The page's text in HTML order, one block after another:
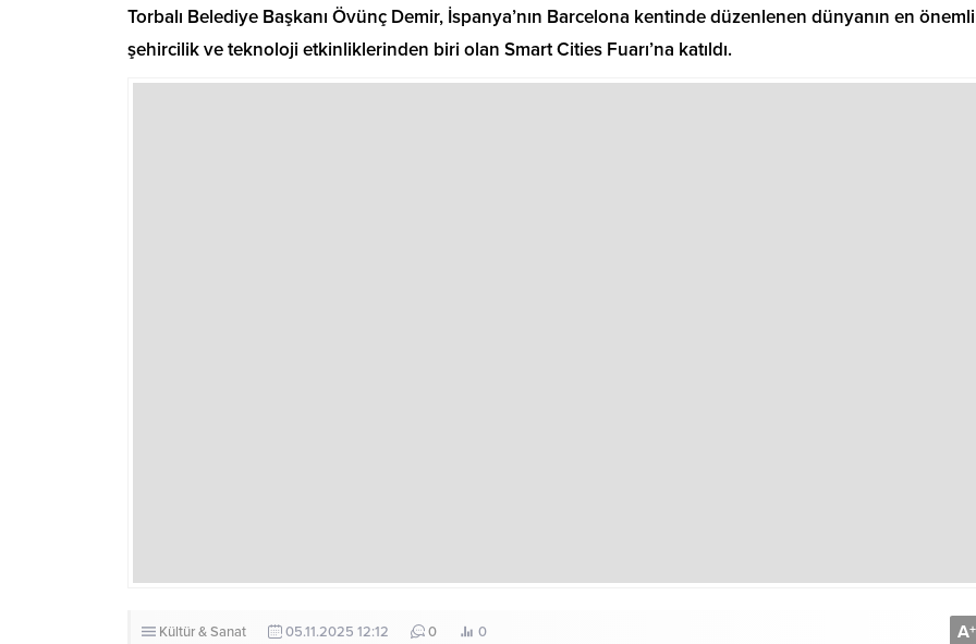
Torbalı Belediye Başkanı Övünç Demir, İspanya’nın Barcelona kentinde düzenlenen dünyanın en önemli
şehircilik ve teknoloji etkinliklerinden biri olan Smart Cities Fuarı’na katıldı.
Kültür & Sanat 05.11.2025 12:12 0 0 A+